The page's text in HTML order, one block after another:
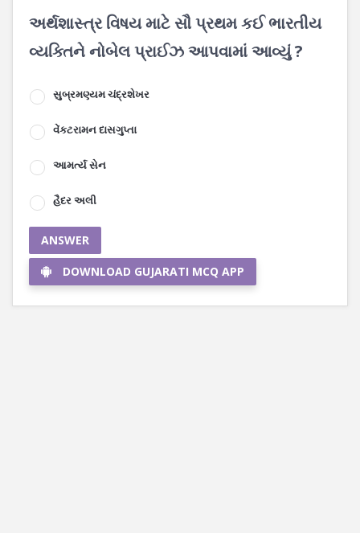
અર્થશાસ્ત્ર વિષય માટે સૌ પ્રથમ કઈ ભારતીય
વ્યક્તિને નોબેલ પ્રાઈઝ આપવામાં આવ્યું ?
સુબ્રમણ્યમ ચંદ્રશેખર
વેંકટરામન દાસગુપ્તા
આમર્ત્ય સેન
હૈદર અલી
ANSWER
DOWNLOAD GUJARATI MCQ APP